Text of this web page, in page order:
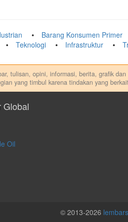
Barang Konsumen Primer
Teknologi Infrastruktur
tulisan, opini, informasi, berita, grafik
yang timbul karena tindakan yang
dalam kondisi dan situasi
Global
Oil
© 2013-2026